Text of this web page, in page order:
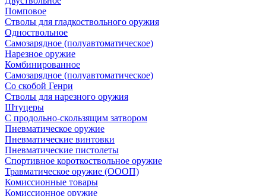
Помповое
Стволы для гладкоствольного оружия
Одноствольное
Самозарядное (полуавтоматическое)
Нарезное оружие
Комбинированное
Самозарядное (полуавтоматическое)
Со скобой Генри
Стволы для нарезного оружия
Штуцеры
С продольно-скользящим затвором
Пневматическое оружие
Пневматические винтовки
Пневматические пистолеты
Спортивное короткоствольное оружие
Травматическое оружие (ОООП)
Комиссионные товары
Комиссионное оружие